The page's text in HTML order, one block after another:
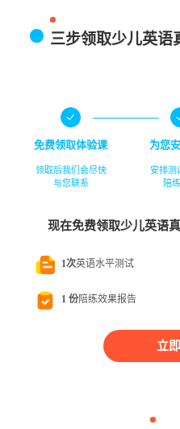
三步领取少儿英语
1
免费领取体验课
领取后我们会尽快
与您联系
为您
安排测
陪
现在免费领取少儿英语
1次英语水平测试
1 份陪练效果报告
立